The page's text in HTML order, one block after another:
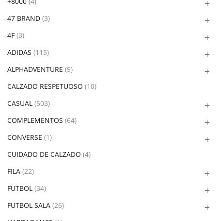
47 BRAND (3)
4F (3)
ADIDAS (115)
ALPHADVENTURE (9)
CALZADO RESPETUOSO (10)
CASUAL (503)
COMPLEMENTOS (64)
CONVERSE (1)
CUIDADO DE CALZADO (4)
FILA (22)
FUTBOL (34)
FUTBOL SALA (26)